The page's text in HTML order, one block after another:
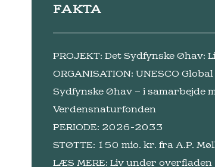
FAKTA
PROJEKT: Det Sydfynske Øhav:
ORGANISATION: UNESCO
Sydfynske Øhav – i samarbejde
Verdensnaturfonden
PERIODE: 2026-2033
STØTTE: 150 mio. kr. fra A.P.
LÆS MERE: Liv under overfladen